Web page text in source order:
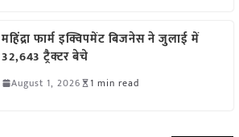
महिंद्रा फार्म इक्विपमेंट बिजनेस ने जुलाई में
32,643 ट्रैक्टर बेचे
August 1, 2026 1 min read